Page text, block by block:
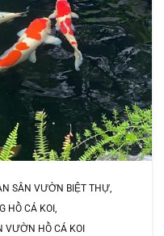
SÂN VƯỜN BIỆT THỰ
HỒ CÁ KOI
VƯỜN HỒ CÁ KOI